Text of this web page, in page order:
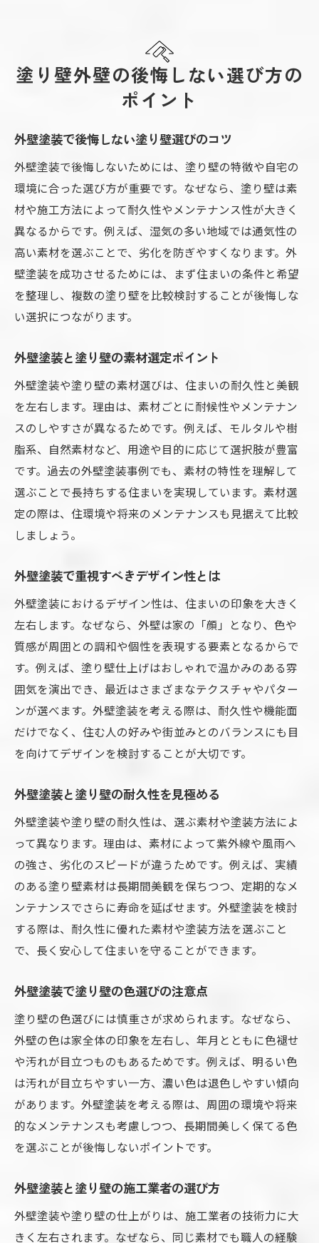
塗り壁外壁の後悔しない選び方の
ポイント
外壁塗装で後悔しない塗り壁選びのコツ
外壁塗装で後悔しないためには、塗り壁の特徴や自宅の
環境に合った選び方が重要です。なぜなら、塗り壁は素
材や施工方法によって耐久性やメンテナンス性が大きく
異なるからです。例えば、湿気の多い地域では通気性の
高い素材を選ぶことで、劣化を防ぎやすくなります。外
壁塗装を成功させるためには、まず住まいの条件と希望
を整理し、複数の塗り壁を比較検討することが後悔しな
い選択につながります。
外壁塗装と塗り壁の素材選定ポイント
外壁塗装や塗り壁の素材選びは、住まいの耐久性と美観
を左右します。理由は、素材ごとに耐候性やメンテナン
スのしやすさが異なるためです。例えば、モルタルや樹
脂系、自然素材など、用途や目的に応じて選択肢が豊富
です。過去の外壁塗装事例でも、素材の特性を理解して
選ぶことで長持ちする住まいを実現しています。素材選
定の際は、住環境や将来のメンテナンスも見据えて比較
しましょう。
外壁塗装で重視すべきデザイン性とは
外壁塗装におけるデザイン性は、住まいの印象を大きく
左右します。なぜなら、外壁は家の「顔」となり、色や
質感が周囲との調和や個性を表現する要素となるからで
す。例えば、塗り壁仕上げはおしゃれで温かみのある雰
囲気を演出でき、最近はさまざまなテクスチャやパター
ンが選べます。外壁塗装を考える際は、耐久性や機能面
だけでなく、住む人の好みや街並みとのバランスにも目
を向けてデザインを検討することが大切です。
外壁塗装と塗り壁の耐久性を見極める
外壁塗装や塗り壁の耐久性は、選ぶ素材や塗装方法によ
って異なります。理由は、素材によって紫外線や風雨へ
の強さ、劣化のスピードが違うためです。例えば、実績
のある塗り壁素材は長期間美観を保ちつつ、定期的なメ
ンテナンスでさらに寿命を延ばせます。外壁塗装を検討
する際は、耐久性に優れた素材や塗装方法を選ぶこと
で、長く安心して住まいを守ることができます。
外壁塗装で塗り壁の色選びの注意点
塗り壁の色選びには慎重さが求められます。なぜなら、
外壁の色は家全体の印象を左右し、年月とともに色褪せ
や汚れが目立つものもあるためです。例えば、明るい色
は汚れが目立ちやすい一方、濃い色は退色しやすい傾向
があります。外壁塗装を考える際は、周囲の環境や将来
的なメンテナンスも考慮しつつ、長期間美しく保てる色
を選ぶことが後悔しないポイントです。
外壁塗装と塗り壁の施工業者の選び方
外壁塗装や塗り壁の仕上がりは、施工業者の技術力に大
きく左右されます。なぜなら、同じ素材でも職人の経験